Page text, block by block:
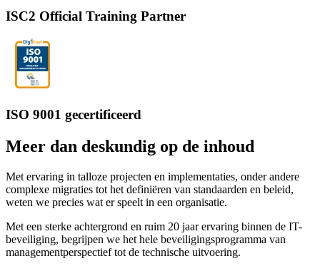
ISC2 Official Training Partner
ISO 9001 gecertificeerd
Meer dan deskundig op de inhoud
Met ervaring in talloze projecten en implementaties, onder andere
complexe migraties tot het definiëren van standaarden en beleid,
weten we precies wat er speelt in een organisatie.
Met een sterke achtergrond en ruim 20 jaar ervaring binnen de IT-
beveiliging, begrijpen we het hele beveiligingsprogramma van
managementperspectief tot de technische uitvoering.